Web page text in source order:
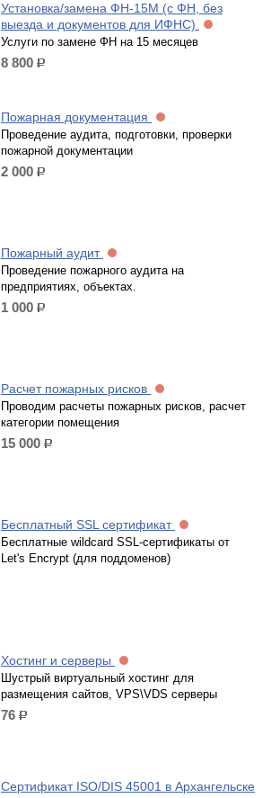
Установка/замена ФН-15М (с ФН, без
выезда и документов для ИФНС)
Услуги по замене ФН на 15 месяцев
8 800 р.
Пожарная документация
Проведение аудита, подготовки, проверки
пожарной документации
2 000 р.
Пожарный аудит
Проведение пожарного аудита на
предприятиях, объектах.
1 000 р.
Расчет пожарных рисков
Проводим расчеты пожарных рисков, расчет
категории помещения
15 000 р.
Бесплатный SSL сертификат
Бесплатные wildcard SSL-сертификаты от
Let's Encrypt (для поддоменов)
Хостинг и серверы
Шустрый виртуальный хостинг для
размещения сайтов, VPS\VDS серверы
76 р.
Сертификат ISO/DIS 45001 в Архангельске